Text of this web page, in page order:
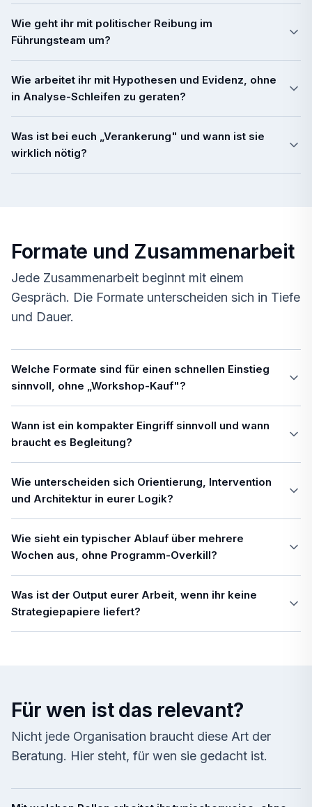
Wie geht ihr mit politischer Reibung im
Führungsteam um?
Wie arbeitet ihr mit Hypothesen und Evidenz, ohne
in Analyse-Schleifen zu geraten?
Was ist bei euch „Verankerung" und wann ist sie
wirklich nötig?
Formate und Zusammenarbeit
Jede Zusammenarbeit beginnt mit einem
Gespräch. Die Formate unterscheiden sich in Tiefe
und Dauer.
Welche Formate sind für einen schnellen Einstieg
sinnvoll, ohne „Workshop-Kauf"?
Wann ist ein kompakter Eingriff sinnvoll und wann
braucht es Begleitung?
Wie unterscheiden sich Orientierung, Intervention
und Architektur in eurer Logik?
Wie sieht ein typischer Ablauf über mehrere
Wochen aus, ohne Programm-Overkill?
Was ist der Output eurer Arbeit, wenn ihr keine
Strategiepapiere liefert?
Für wen ist das relevant?
Nicht jede Organisation braucht diese Art der
Beratung. Hier steht, für wen sie gedacht ist.